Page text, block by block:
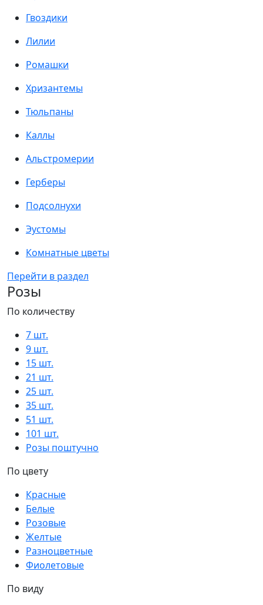
Гвоздики
Лилии
Ромашки
Хризантемы
Тюльпаны
Каллы
Альстромерии
Герберы
Подсолнухи
Эустомы
Комнатные цветы
Перейти в раздел
Розы
По количеству
7 шт.
9 шт.
15 шт.
21 шт.
25 шт.
35 шт.
51 шт.
101 шт.
Розы поштучно
По цвету
Красные
Белые
Розовые
Желтые
Разноцветные
Фиолетовые
По виду